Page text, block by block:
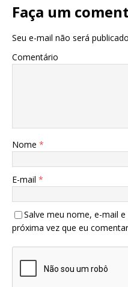
Faça um
Seu e-mail não será
Comentário
Nome *
E-mail *
Salve meu nome, e-mail
próxima vez que eu